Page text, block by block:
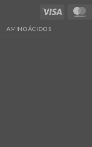
Visa
AMINOÁCIDOS